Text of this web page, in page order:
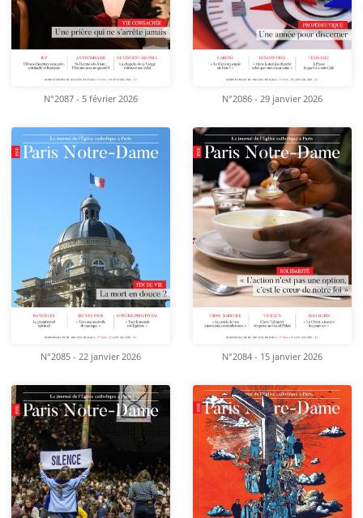
N°2087 - 5 février 2026 N°2086 - 29 janvier 2026
N°2085 - 22 janvier 2026 N°2084 - 15 janvier 2026